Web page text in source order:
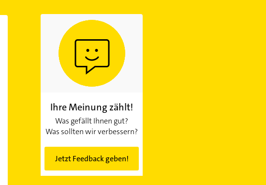
Ihre Meinung zählt!
Was gefällt Ihnen gut?
Was sollten wir verbessern?
Jetzt Feedback geben!